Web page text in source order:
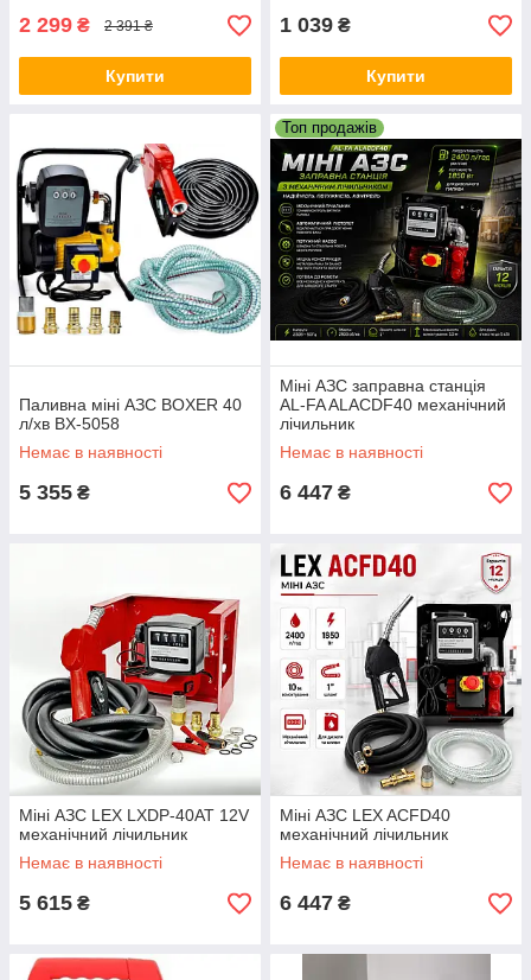
2 299 ₴ 2 391 ₴
Купити
1 039 ₴
Купити
Паливна міні АЗС BOXER 40
л/хв BX-5058
Немає в наявності
5 355 ₴
Топ продажів
Міні АЗС заправна станція
AL-FA ALACDF40 механічний
лічильник
Немає в наявності
6 447 ₴
Міні АЗС LEX LXDP-40AT 12V
механічний лічильник
Немає в наявності
5 615 ₴
Міні АЗС LEX ACFD40
механічний лічильник
Немає в наявності
6 447 ₴